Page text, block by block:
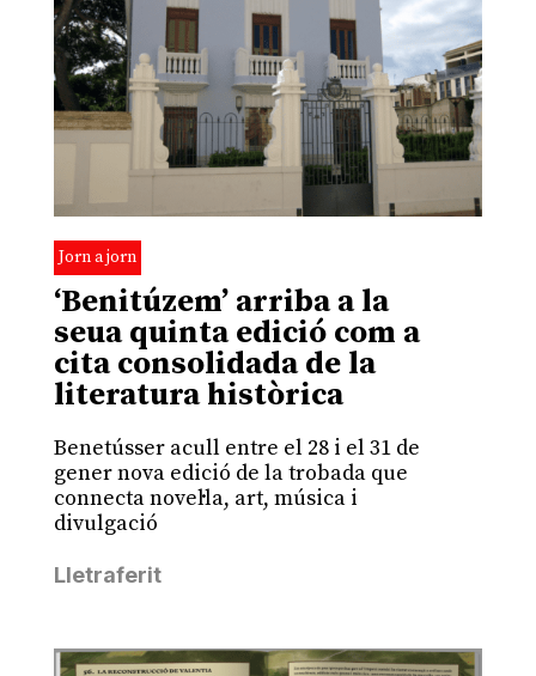
Jorn a jorn
‘Benitúzem’ arriba a la
seua quinta edició com a
cita consolidada de la
literatura històrica
Benetússer acull entre el 28 i el 31 de
gener nova edició de la trobada que
connecta novel·la, art, música i
divulgació
Lletraferit